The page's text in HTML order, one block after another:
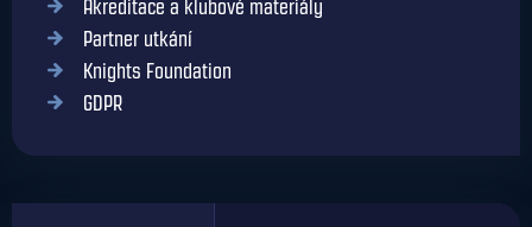
Akreditace a klubové materiály
Partner utkání
Knights Foundation
GDPR